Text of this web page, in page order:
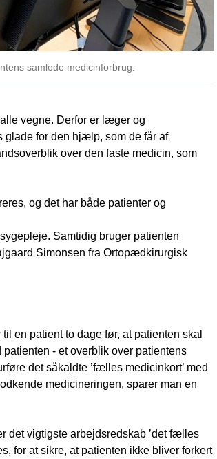
samlede medicinforbrug.
vegne. Derfor er læger og
glade for den hjælp, som de får af
over den faste medicin, som
og det har både patienter og
Samtidig bruger patienten
Simonsen fra Ortopædkirurgisk
en patient to dage før, at patienten skal
- et overblik over patientens
det såkaldte ’fælles medicinkort’ med
medicineringen, sparer man en
det vigtigste arbejdsredskab ’det fælles
for at sikre, at patienten ikke bliver forkert